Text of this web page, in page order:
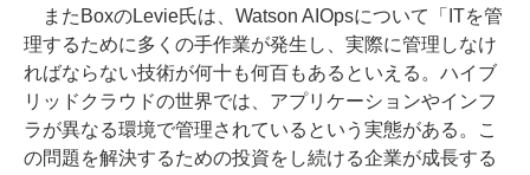
またBoxのLevie氏は、Watson AIOpsについて「ITを管
理するために多くの手作業が発生し、実際に管理しなけ
ればならない技術が何十も何百もあるといえる。ハイブ
リッドクラウドの世界では、アプリケーションやインフ
ラが異なる環境で管理されているという実態がある。こ
の問題を解決するための投資をし続ける企業が成長する